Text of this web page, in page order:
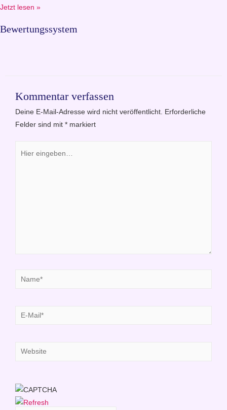
Jetzt lesen »
Bewertungssystem
Kommentar verfassen
Deine E-Mail-Adresse wird nicht veröffentlicht.
Erforderliche
Felder sind mit * markiert